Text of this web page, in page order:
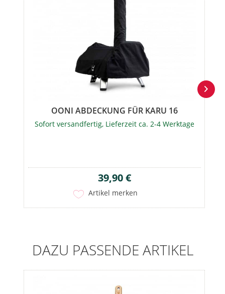
OONI ABDECKUNG FÜR KARU 16
Sofort versandfertig, Lieferzeit ca. 2-4 Werktage
Artikel merken
39,90 €
DAZU PASSENDE ARTIKEL